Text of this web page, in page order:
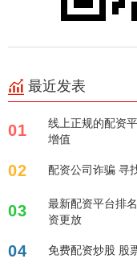
最近发表
01
线上正规的配资
增值
02 配资公司诈骗 寻
03
最新配资平台排
资更放
04 免费配资炒股 股